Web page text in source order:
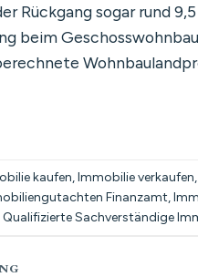
Rückgang sogar rund 9,5
beim
kaufen,Immobilie verkaufen,
Finanzamt,
Qualifizierte Sachverständige